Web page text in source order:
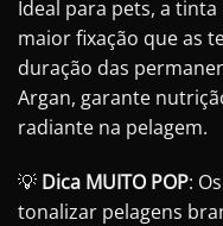
era:
Ideal para pets, a
maior fixação que as
duração das
Argan, garante
radiante na pelagem.
💡 Dica MUITO POP:
tonalizar pelagens